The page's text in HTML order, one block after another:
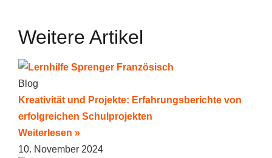
Weitere Artikel
Blog
Kreativität und Projekte: Erfahrungsberichte von
erfolgreichen Schulprojekten
Weiterlesen »
10. November 2024